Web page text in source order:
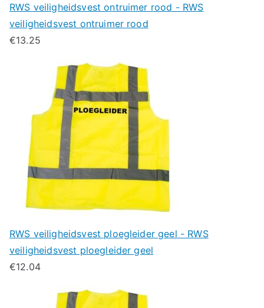
RWS veiligheidsvest ontruimer rood - RWS
veiligheidsvest ontruimer rood
€13.25
RWS veiligheidsvest ploegleider geel - RWS
veiligheidsvest ploegleider geel
€12.04